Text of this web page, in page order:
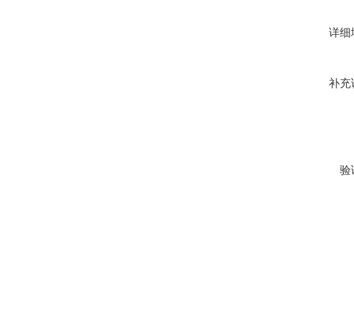
详细
补充
验